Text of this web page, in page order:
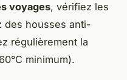
voyages, vérifiez les
des housses anti-
régulièrement la
minimum).